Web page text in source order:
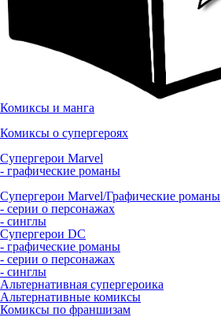
Комиксы и манга
Комиксы о супергероях
Супергерои Marvel
- графические романы
Супергерои Marvel/Графические романы
- серии о персонажах
- синглы
Супергерои DC
- графические романы
- серии о персонажах
- синглы
Альтернативная супергероика
Альтернативные комиксы
Комиксы по франшизам